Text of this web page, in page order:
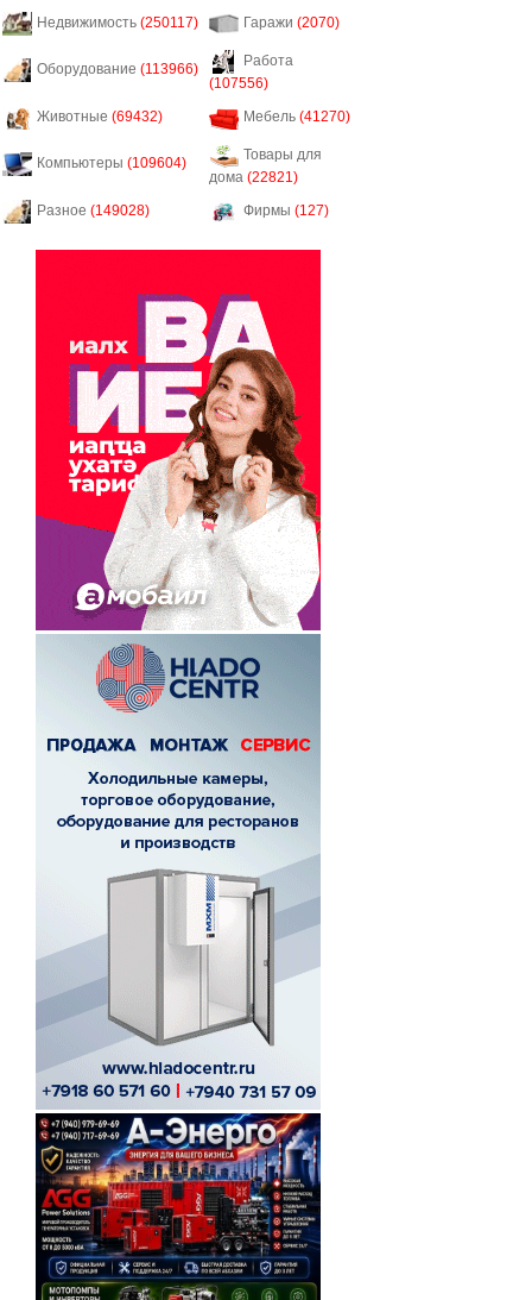
Недвижимость (250117) Гаражи (2070)
Оборудование (113966)
Работа
(107556)
Животные (69432) Мебель (41270)
Компьютеры (109604)
Товары для
дома (22821)
Разное (149028) Фирмы (127)